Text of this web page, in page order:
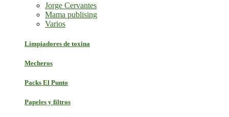
Jorge Cervantes
Mama publising
Varios
Limpiadores de toxina
Mecheros
Packs El Punto
Papeles y filtros